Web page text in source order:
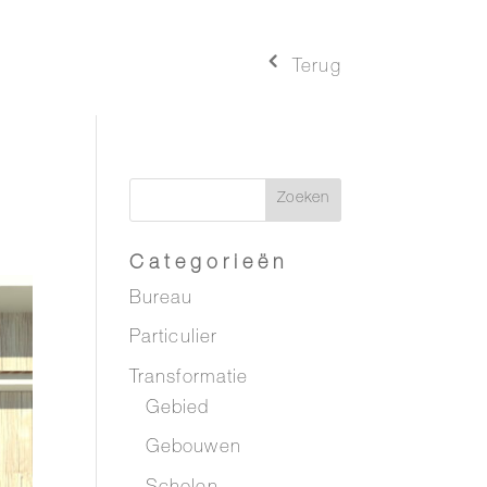
4 Terug
Categorieën
Bureau
Particulier
Transformatie
Gebied
Gebouwen